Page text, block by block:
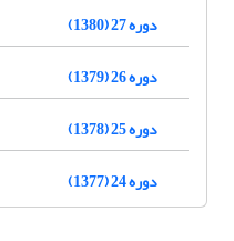
دوره 27 (1380)
دوره 26 (1379)
دوره 25 (1378)
دوره 24 (1377)